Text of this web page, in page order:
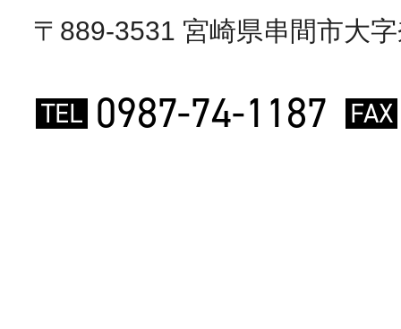
〒889-3531 宮崎県串間市大
TEL 0987-74-1187 FAX